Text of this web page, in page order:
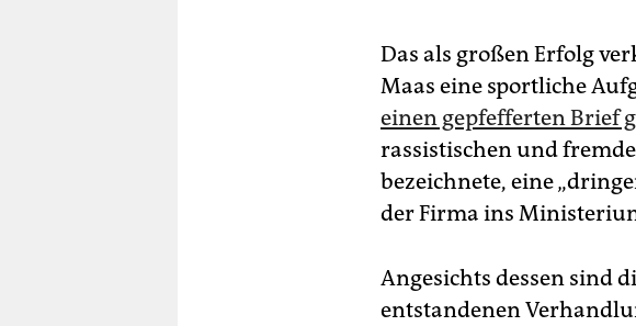
Das als großen Erfolg
Maas eine sportliche
einen gepfefferten Brief
rassistischen und
bezeichnete, eine
der Firma ins
Angesichts dessen sind
entstandenen